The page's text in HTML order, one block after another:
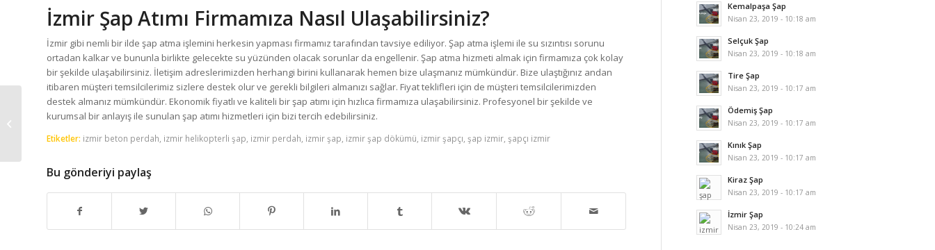
İzmir Şap Atımı Firmamıza Nasıl Ulaşabilirsiniz?
İzmir gibi nemli bir ilde şap atma işlemini herkesin yapması firmamız tarafından tavsiye ediliyor. Şap atma işlemi ile su sızıntısı sorunu
ortadan kalkar ve bununla birlikte gelecekte su yüzünden olacak sorunlar da engellenir. Şap atma hizmeti almak için firmamıza çok kolay
bir şekilde ulaşabilirsiniz. İletişim adreslerimizden herhangi birini kullanarak hemen bize ulaşmanız mümkündür. Bize ulaştığınız andan
itibaren müşteri temsilcilerimiz sizlere destek olur ve gerekli bilgileri almanızı sağlar. Fiyat teklifleri için de müşteri temsilcilerimizden
destek almanız mümkündür. Ekonomik fiyatlı ve kaliteli bir şap atımı için hızlıca firmamıza ulaşabilirsiniz. Profesyonel bir şekilde ve
kurumsal bir anlayış ile sunulan şap atımı hizmetleri için bizi tercih edebilirsiniz.
Etiketler: izmir beton perdah izmir helikopterli şap izmir perdah izmir şap izmir şap dökümü izmir şapçı şap izmir şapçı izmir
Bu gönderiyi paylaş
Kemalpaşa Şap
Nisan 23, 2019 - 10:18 am
Selçuk Şap
Nisan 23, 2019 - 10:18 am
Tire Şap
Nisan 23, 2019 - 10:17 am
Ödemiş Şap
Nisan 23, 2019 - 10:17 am
Kınık Şap
Nisan 23, 2019 - 10:17 am
Kiraz Şap
Nisan 23, 2019 - 10:17 am
İzmir Şap
Nisan 23, 2019 - 10:24 am
İzmir Şap Ustası